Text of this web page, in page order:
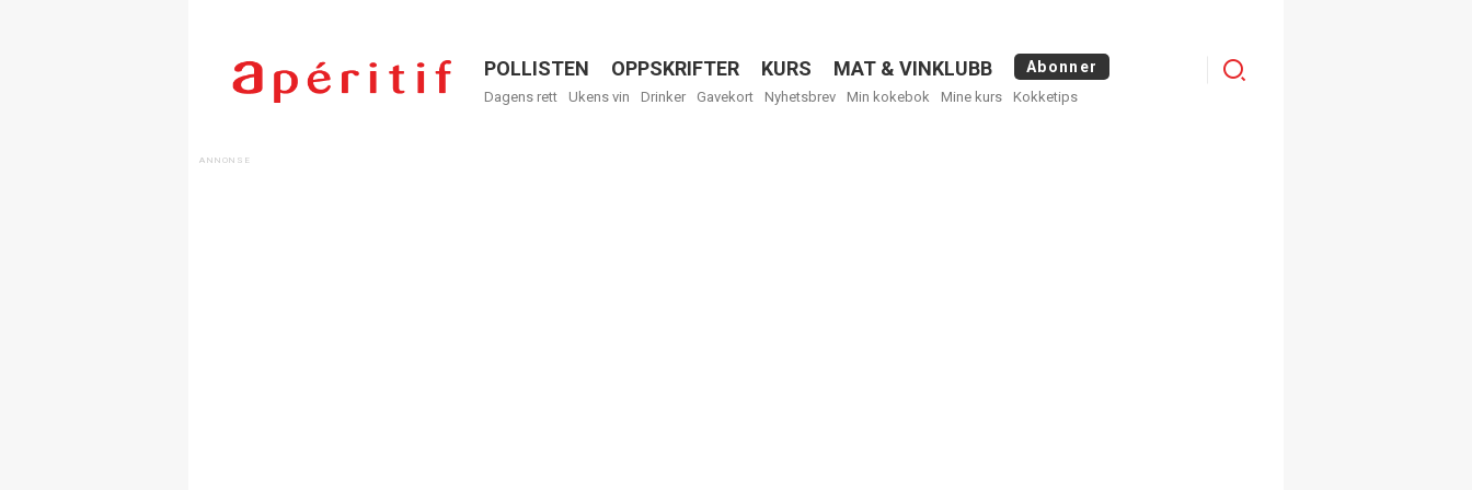
Menu
POLLISTEN OPPSKRIFTER KURS MAT & VINKLUBB Abonner
Dagens rett Ukens vin Drinker Gavekort Nyhetsbrev Min kokebok Mine kurs Kokketips
Logg